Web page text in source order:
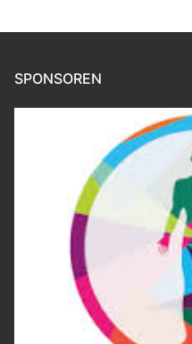
SPONSOREN